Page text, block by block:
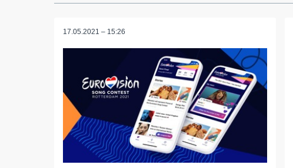
17.05.2021 – 15:26